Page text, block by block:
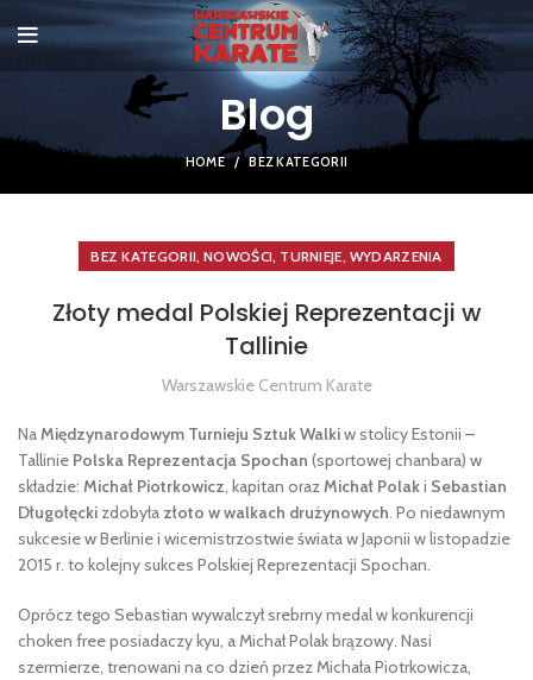
Blog
HOME BEZ KATEGORII
BEZ KATEGORII,NOWOŚCI, TURNIEJE, WYDARZENIA
Złoty medal Polskiej Reprezentacji w
Tallinie
Warszawskie Centrum Karate
NaMiędzynarodowym Turnieju Sztuk Walkiw stolicy Estonii –
Tallinie Polska Reprezentacja Spochan (sportowej chanbara) w
składzie: Michał Piotrkowicz, kapitan orazMichał Polaki Sebastian
Długołęcki zdobyła złoto w walkach drużynowych. Po niedawnym
sukcesie w Berlinie i wicemistrzostwie świata w Japonii w listopadzie
2015 r. to kolejny sukces Polskiej Reprezentacji Spochan.
Oprócz tego Sebastian wywalczył srebrny medal w konkurencji
choken free posiadaczy kyu, a Michał Polak brązowy. Nasi
szermierze, trenowani na co dzień przez Michała Piotrkowicza,